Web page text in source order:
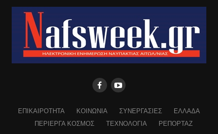
ΕΠΙΚΑΙΡΟΤΗΤΑ ΚΟΙΝΩΝΙΑ ΣΥΝΕΡΓΑΣΙΕΣ
ΕΛΛΑΔΑ
ΠΕΡΙΕΡΓΑ ΚΟΣΜΟΣ
ΤΕΧΝΟΛΟΓΙΑ ΡΕΠΟΡΤΑΖ